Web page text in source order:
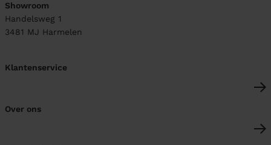
Showroom
Handelsweg 1
3481 MJ Harmelen
Klantenservice
Over ons